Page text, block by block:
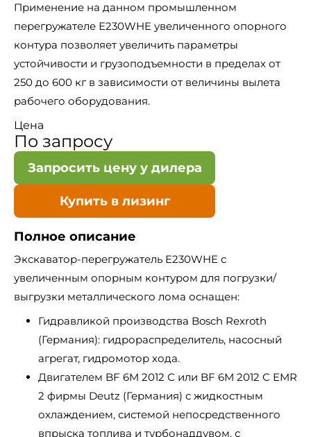
Применение на данном промышленном
перегружателе Е230WНE увеличенного опорного
контура позволяет увеличить параметры
устойчивости и грузоподъемности в пределах от
250 до 600 кг в зависимости от величины вылета
рабочего оборудования.
Цена
По запросу
Запросить цену у дилера
Купить в лизинг
Полное описание
Экскаватор-перегружатель E230WHE с
увеличенным опорным контуром для погрузки/
выгрузки металлического лома оснащен:
Гидравликой производства Bosch Rexroth
(Германия): гидрораспределитель, насосный
агрегат, гидромотор хода.
Двигателем BF 6M 2012 С или BF 6M 2012 С EMR
2 фирмы Deutz (Германия) с жидкостным
охлаждением, системой непосредственного
впрыска топлива и турбонаддувом, с